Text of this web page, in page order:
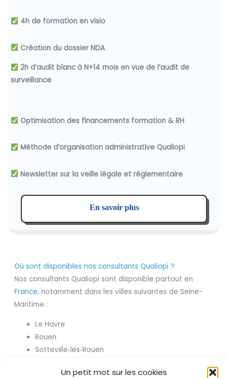
Un petit mot sur les cookies
4h de formation en visio
Création du dossier NDA
2h d’audit blanc à N+14 mois en vue de l’audit de
surveillance
Optimisation des financements formation & RH
Méthode d’organisation administrative Qualiopi
Newsletter sur la veille légale et réglementaire
En savoir plus
Où sont disponibles nos consultants Qualiopi ?
Nos consultants Qualiopi sont disponible partout en
France, notamment dans les villes suivantes de Seine-
Maritime :
Le Havre
Rouen
Sotteville‑lès‑Rouen